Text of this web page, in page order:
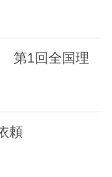
第1回全国理
頼